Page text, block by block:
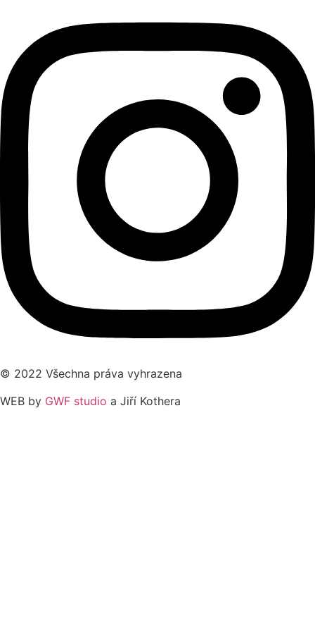
© 2022 Všechna práva vyhrazena
WEB by GWF studio a Jiří Kothera